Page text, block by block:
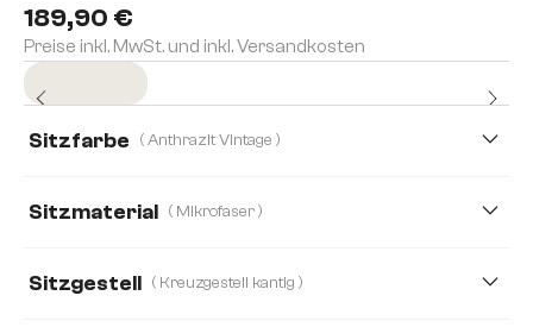
189,90 €
Preise inkl. MwSt. und inkl. Versandkosten
Sitzfarbe ( Anthrazit Vintage )
Sitzmaterial ( Mikrofaser )
Sitzgestell ( Kreuzgestell kantig )